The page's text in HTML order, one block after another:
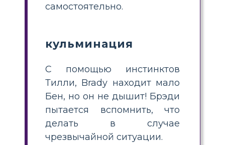
самостоятельно.
кульминация
С помощью инстинктов
Тилли, Brady находит мало
Бен, но он не дышит! Брэди
пытается вспомнить, что
делать в случае
чрезвычайной ситуации.